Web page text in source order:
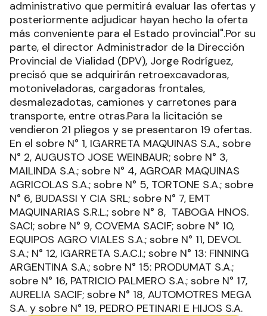
administrativo que permitirá evaluar las ofertas y
posteriormente adjudicar hayan hecho la oferta
más conveniente para el Estado provincial".Por su
parte, el director Administrador de la Dirección
Provincial de Vialidad (DPV), Jorge Rodríguez,
precisó que se adquirirán retroexcavadoras,
motoniveladoras, cargadoras frontales,
desmalezadotas, camiones y carretones para
transporte, entre otras.Para la licitación se
vendieron 21 pliegos y se presentaron 19 ofertas.
En el sobre N° 1, IGARRETA MAQUINAS S.A., sobre
N° 2, AUGUSTO JOSE WEINBAUR; sobre N° 3,
MAILINDA S.A.; sobre N° 4, AGROAR MAQUINAS
AGRICOLAS S.A.; sobre N° 5, TORTONE S.A.; sobre
N° 6, BUDASSI Y CIA SRL; sobre N° 7, EMT
MAQUINARIAS S.R.L.; sobre N° 8, TABOGA HNOS.
SACI; sobre N° 9, COVEMA SACIF; sobre N° 10,
EQUIPOS AGRO VIALES S.A.; sobre N° 11, DEVOL
S.A.; N° 12, IGARRETA S.A.C.I.; sobre N° 13: FINNING
ARGENTINA S.A.; sobre N° 15: PRODUMAT S.A.;
sobre N° 16, PATRICIO PALMERO S.A.; sobre N° 17,
AURELIA SACIF; sobre N° 18, AUTOMOTRES MEGA
S.A. y sobre N° 19, PEDRO PETINARI E HIJOS S.A.